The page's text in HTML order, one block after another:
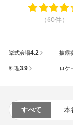
（60件）
挙式会場4.2 披露
料理3.9 ロケ
すべて 本